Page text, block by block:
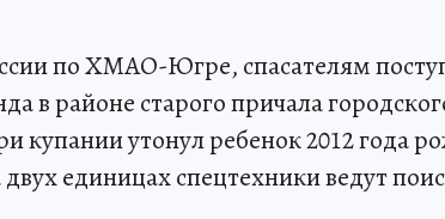
по ХМАО-Югре, спасателям
в районе старого причала
купании утонул ребенок 2012 года
единицах спецтехники ведут